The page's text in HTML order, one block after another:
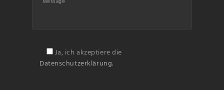
Ja, ich akzeptiere die
Datenschutzerklärung.